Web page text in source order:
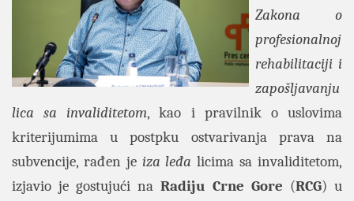
Zakona o
profesionalnoj
rehabilitaciji i
zapošljavanju
lica sa invaliditetom, kao i pravilnik o uslovima
kriterijumima u postpku ostvarivanja prava na
subvencije, rađen je iza leđa licima sa invaliditetom,
izjavio je gostujući na Radiju Crne Gore (RCG) u